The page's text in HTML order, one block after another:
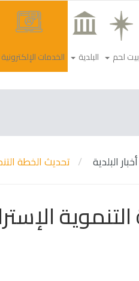
بيت لحم البلدية الخدمات الإلكترونية
أخبار البلدية تحديث الخطة